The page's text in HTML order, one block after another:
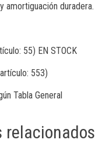
amortiguación duradera.
55) EN STOCK
553)
Tabla General
relacionados